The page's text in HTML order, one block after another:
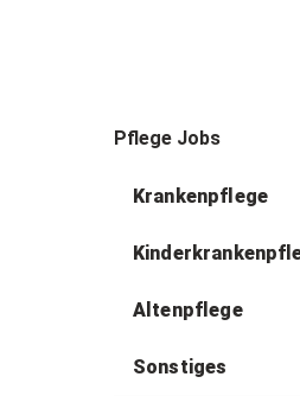
Pflege Jobs
Krankenpflege
Altenpflege
Sonstiges